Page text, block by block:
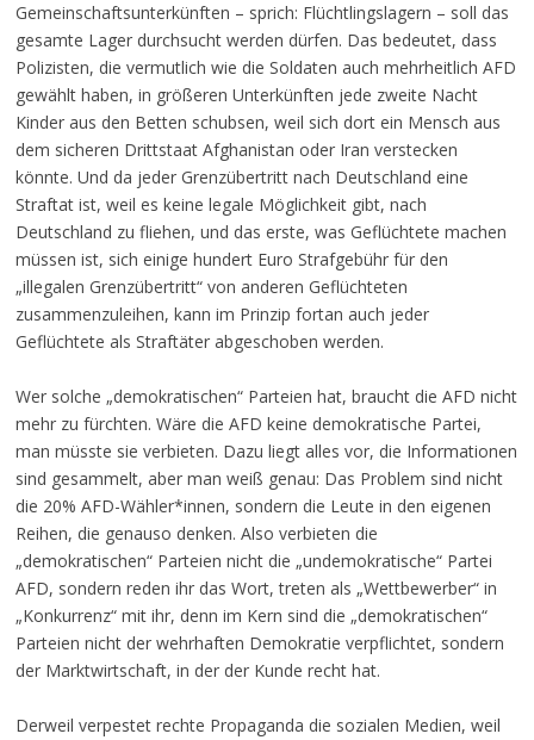
Gemeinschaftsunterkünften – sprich: Flüchtlingslagern – soll das
gesamte Lager durchsucht werden dürfen. Das bedeutet, dass
Polizisten, die vermutlich wie die Soldaten auch mehrheitlich AFD
gewählt haben, in größeren Unterkünften jede zweite Nacht
Kinder aus den Betten schubsen, weil sich dort ein Mensch aus
dem sicheren Drittstaat Afghanistan oder Iran verstecken
könnte. Und da jeder Grenzübertritt nach Deutschland eine
Straftat ist, weil es keine legale Möglichkeit gibt, nach
Deutschland zu fliehen, und das erste, was Geflüchtete machen
müssen ist, sich einige hundert Euro Strafgebühr für den
„illegalen Grenzübertritt“ von anderen Geflüchteten
zusammenzuleihen, kann im Prinzip fortan auch jeder
Geflüchtete als Straftäter abgeschoben werden.
Wer solche „demokratischen“ Parteien hat, braucht die AFD nicht
mehr zu fürchten. Wäre die AFD keine demokratische Partei,
man müsste sie verbieten. Dazu liegt alles vor, die Informationen
sind gesammelt, aber man weiß genau: Das Problem sind nicht
die 20% AFD-Wähler*innen, sondern die Leute in den eigenen
Reihen, die genauso denken. Also verbieten die
„demokratischen“ Parteien nicht die „undemokratische“ Partei
AFD, sondern reden ihr das Wort, treten als „Wettbewerber“ in
„Konkurrenz“ mit ihr, denn im Kern sind die „demokratischen“
Parteien nicht der wehrhaften Demokratie verpflichtet, sondern
der Marktwirtschaft, in der der Kunde recht hat.
Derweil verpestet rechte Propaganda die sozialen Medien, weil